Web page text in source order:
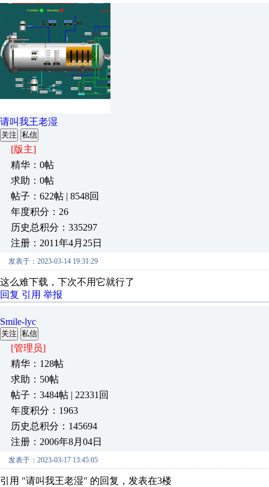
请叫我王老湿
关注 私信
[版主]
精华：0帖
求助：0帖
帖子：622帖 | 8548回
年度积分：26
历史总积分：335297
注册：2011年4月25日
发表于：2023-03-14 19:31:29
这么难下载，下次不用它就行了
回复 引用 举报
Smile-lyc
关注 私信
[管理员]
精华：128帖
求助：50帖
帖子：3484帖 | 22331回
年度积分：1963
历史总积分：145694
注册：2006年8月04日
发表于：2023-03-17 13:45:05
引用 "请叫我王老湿" 的回复，发表在3楼